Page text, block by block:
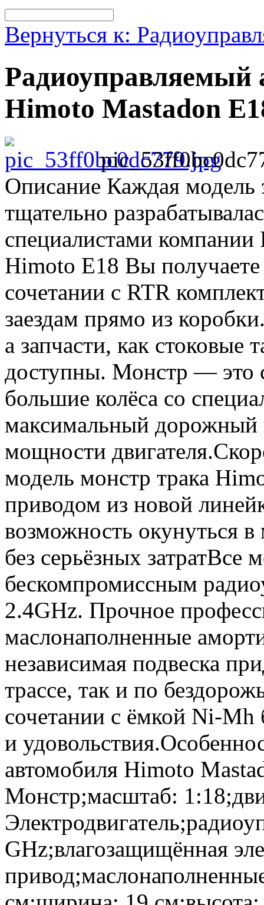
Вернуться к:
Радиоуправляемый
Himoto Mastadon
Описание Каждая модель
тщательно
специалистами
Himoto E18 Вы получаете
сочетании с RTR
заездам прямо из
а запчасти, как стоковые
доступны. Монстр — это
большие колёса со
максимальный дорожный
мощности
модель монстр трака
приводом из новой
возможность окунуться
без серьёзных затратВсе
бескомпромиссным
2.4GHz. Прочное
маслонаполненные
независимая подвеска
трассе, так и по
сочетании с ёмкой Ni-Mh
и
автомобиля Himoto
Монстр;масштаб:
GHz;влагозащищённая